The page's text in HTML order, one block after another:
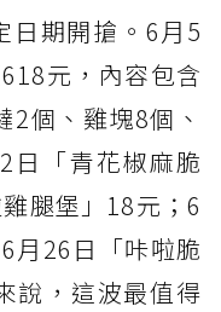
日期開搶。6月5
元，內容包含
2個、雞塊8個、
日「青花椒麻脆
腿堡」18元；6
月26日「咔啦脆
說，這波最值得